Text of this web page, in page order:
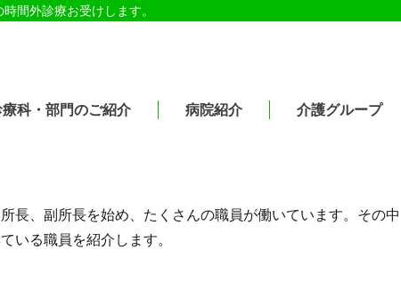
間外診療お受けします。
療科・部門のご紹介 病院紹介 介護グループ
長、副所長を始め、たくさんの職員が働いています。その中
いる職員を紹介します。